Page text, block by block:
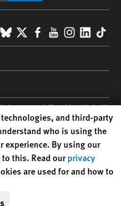
BlueSky
X Facebook
YouTube
Avenue, 34th Floor | New York,NY
nonprofit registered in the US
preferencesand third-party
who is using the
experience. By using our
this. Read ourprivacy
are used for and how to